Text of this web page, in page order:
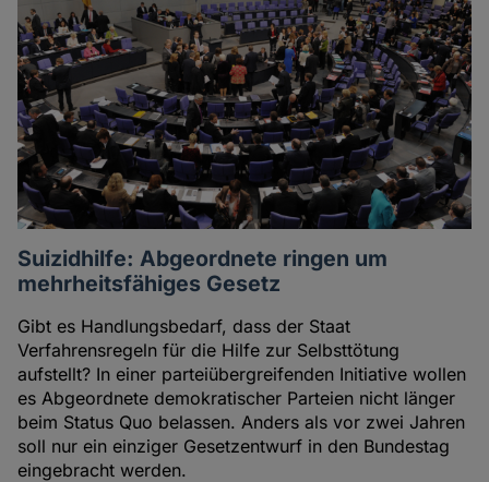
Suizidhilfe: Abgeordnete ringen um
mehrheitsfähiges Gesetz
Gibt es Handlungsbedarf, dass der Staat
Verfahrensregeln für die Hilfe zur Selbsttötung
aufstellt? In einer parteiübergreifenden Initiative wollen
es Abgeordnete demokratischer Parteien nicht länger
beim Status Quo belassen. Anders als vor zwei Jahren
soll nur ein einziger Gesetzentwurf in den Bundestag
eingebracht werden.